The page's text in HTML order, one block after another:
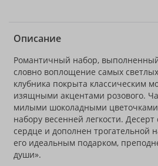
Описание
Романтичный набор,
словно воплощение самых
клубника покрыта классическим
изящными акцентами розового.
милыми шоколадными
набору весенней легкости. Десерт
сердце и дополнен трогательной
его идеальным подарком,
души».